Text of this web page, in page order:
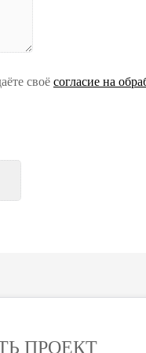
своё согласие на
ПРОЕКТ